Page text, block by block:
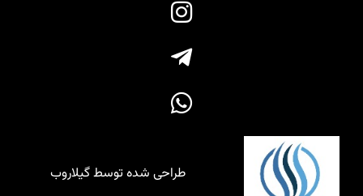
طراحی شده توسط گیلاروب